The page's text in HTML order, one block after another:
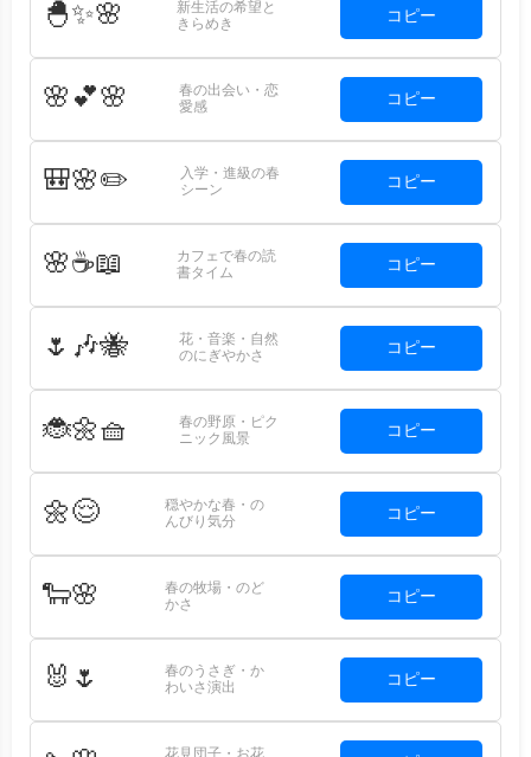
🐣✨🌸
新生活の希望と
きらめき
コピー
🌸💕🌸
春の出会い・恋
愛感
コピー
🎒🌸✏️
入学・進級の春
シーン
コピー
🌸☕📖
カフェで春の読
書タイム
コピー
🌷🎶🐝
花・音楽・自然
のにぎやかさ
コピー
🐞🌼🧺
春の野原・ピク
ニック風景
コピー
🌼😌
穏やかな春・の
んびり気分
コピー
🐑🌸
春の牧場・のど
かさ
コピー
🐰🌷
春のうさぎ・か
わいさ演出
コピー